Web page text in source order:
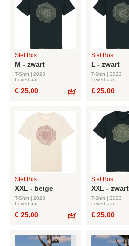
Stef Bos
M - zwart
T-Shirt | 2023
Leverbaar
€ 25,00
Stef Bos
L - zwart
T-Shirt | 2023
Leverbaar
€ 25,00
Stef Bos
XXL - beige
T-Shirt | 2023
Leverbaar
€ 25,00
Stef Bos
XXL - zwart
T-Shirt | 2023
Leverbaar
€ 25,00